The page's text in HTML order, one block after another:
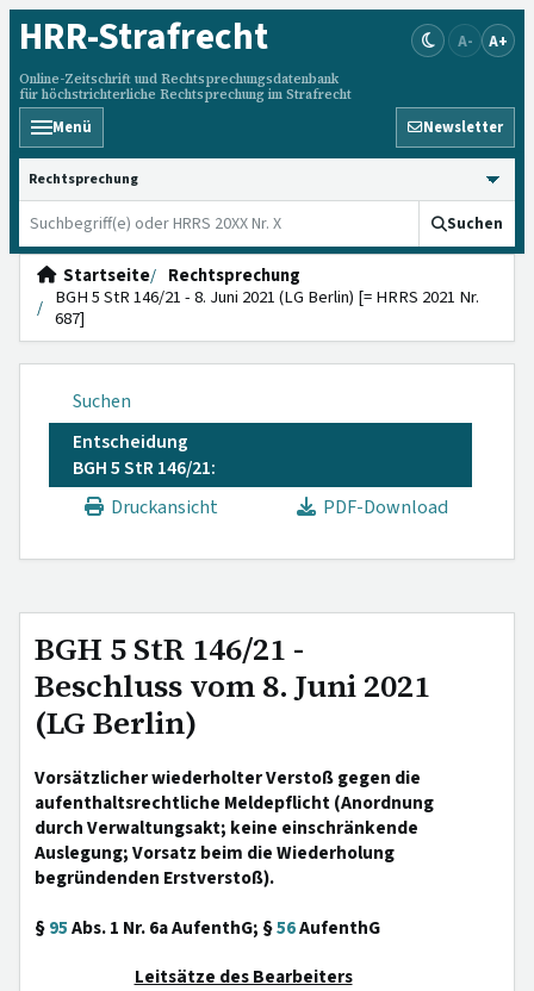
HRR-Strafrecht
Online-Zeitschrift und Rechtsprechungsdatenbank
für höchstrichterliche Rechtsprechung im Strafrecht
A- A+
Menü Newsletter
HRRS durchsuchen
Suchen
Startseite
Rechtsprechung
BGH 5 StR 146/21 - 8. Juni 2021 (LG Berlin) [= HRRS 2021 Nr.
687]
Suchen
Entscheidung
BGH 5 StR 146/21:
Druckansicht
PDF-Download
BGH 5 StR 146/21 -
Beschluss vom 8. Juni 2021
(LG Berlin)
Vorsätzlicher wiederholter Verstoß gegen die
aufenthaltsrechtliche Meldepflicht (Anordnung
durch Verwaltungsakt; keine einschränkende
Auslegung; Vorsatz beim die Wiederholung
begründenden Erstverstoß).
§95Abs. 1 Nr. 6a AufenthG; §56AufenthG
Leitsätze des Bearbeiters